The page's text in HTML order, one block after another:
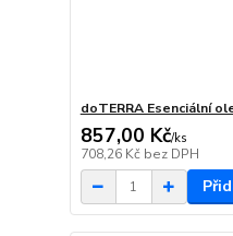
doTERRA Esenciální
857,00 Kč/ks
708,26 Kč bez DPH